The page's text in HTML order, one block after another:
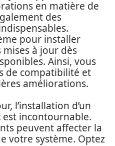
en matière de
des
pour installer
à jour dès
Ainsi, vous
de compatibilité et
améliorations.
l’installation d’un
est incontournable.
peuvent affecter la
votre système. Optez